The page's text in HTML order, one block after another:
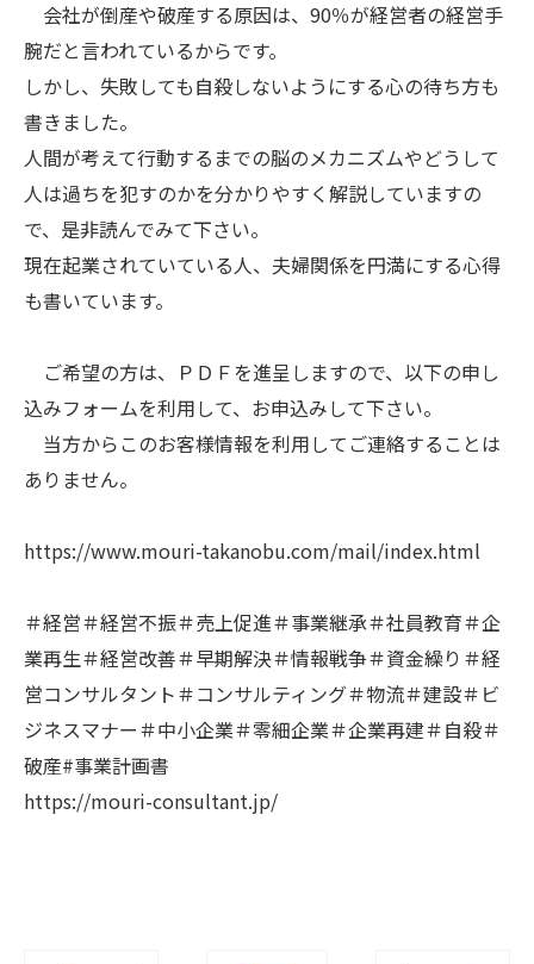
会社が倒産や破産する原因は、90％が経営者の経営手
腕だと言われているからです。
しかし、失敗しても自殺しないようにする心の待ち方も
書きました。
人間が考えて行動するまでの脳のメカニズムやどうして
人は過ちを犯すのかを分かりやすく解説していますの
で、是非読んでみて下さい。
現在起業されていている人、夫婦関係を円満にする心得
も書いています。
ご希望の方は、ＰＤＦを進呈しますので、以下の申し
込みフォームを利用して、お申込みして下さい。
当方からこのお客様情報を利用してご連絡することは
ありません。
https://www.mouri-takanobu.com/mail/index.html
＃経営＃経営不振＃売上促進＃事業継承＃社員教育＃企
業再生＃経営改善＃早期解決＃情報戦争＃資金繰り＃経
営コンサルタント＃コンサルティング＃物流＃建設＃ビ
ジネスマナー＃中小企業＃零細企業＃企業再建＃自殺＃
破産#事業計画書
https://mouri-consultant.jp/